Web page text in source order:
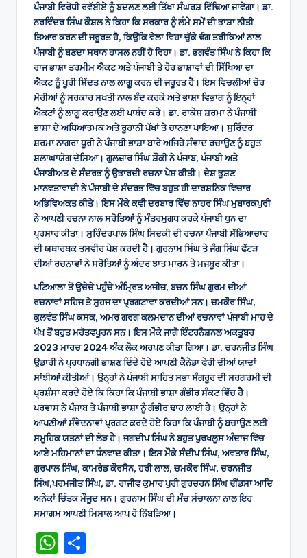
ਪੰਜਾਬੀ ਵਿਰੋਧੀ ਰਵੱਈਏ ਨੂੰ ਬਦਲਣ ਲਈ ਤਿੱਖਾ ਸੰਘਰਸ਼ ਵਿੱਢਿਆ ਜਾਵੇਗਾ। ਡਾ.
ਨਰਵਿੰਦਰ ਸਿੰਘ ਕੌਸ਼ਲ ਨੇ ਕਿਹਾ ਕਿ ਸਰਕਾਰ ਨੂੰ ਲੰਮੇ ਸਮੇਂ ਦੀ ਭਾਸ਼ਾ ਨੀਤੀ
ਤਿਆਰ ਕਰਨ ਦੀ ਜਰੂਰਤ ਹੈ, ਕਿਉਂਕਿ ਵੇਲਾ ਵਿਹਾ ਚੁੱਕੇ ਢੰਗ ਤਰੀਕਿਆਂ ਨਾਲ
ਪੰਜਾਬੀ ਨੂੰ ਬਣਦਾ ਸਥਾਨ ਹਾਸਲ ਨਹੀਂ ਹੋ ਰਿਹਾ। ਡਾ. ਭਗਵੰਤ ਸਿੰਘ ਨੇ ਕਿਹਾ ਕਿ
ਰਾਜ ਭਾਸ਼ਾ ਤਰਮੀਮ ਐਕਟ ਅਤੇ ਪੰਜਾਬੀ ਤੇ ਹੋਰ ਭਾਸ਼ਾਵਾਂ ਦੀ ਸਿੱਖਿਆ ਦਾ
ਐਕਟ ਨੂੰ ਪੂਰੀ ਸ਼ਿੱਦਤ ਨਾਲ ਲਾਗੂ ਕਰਨ ਦੀ ਜਰੂਰਤ ਹੈ। ਇਸ ਵਿਚਲੀਆਂ ਚੋਰ
ਮੋਰੀਆਂ ਨੂੰ ਸਰਕਾਰ ਸਖਤੀ ਨਾਲ ਬੰਦ ਕਰਕੇ ਅਤੇ ਭਾਸ਼ਾ ਵਿਭਾਗ ਨੂੰ ਇਨ੍ਹਾਂ
ਐਕਟਾਂ ਨੂੰ ਲਾਗੂ ਕਰਾਉਣ ਲਈ ਪਾਬੰਦ ਕਰੇ। ਡਾ. ਰਾਕੇਸ਼ ਸ਼ਰਮਾ ਨੇ ਪੰਜਾਬੀ
ਭਾਸ਼ਾ ਦੇ ਅਧਿਆਤਮਕ ਅਤੇ ਰੂਹਾਨੀ ਪੱਖਾਂ ਤੇ ਚਾਨਣਾ ਪਾਇਆ। ਸੁਰਿੰਦਰ
ਸ਼ਰਮਾ ਨਾਗਰਾ ਧੂਰੀ ਨੇ ਪੰਜਾਬੀ ਭਾਸ਼ਾ ਬਾਰੇ ਅਜਿਹੇ ਸੰਵਾਦ ਰਚਾਉਣ ਨੂੰ ਬਹੁਤ
ਸ਼ਲਾਘਾਯੋਗ ਦੱਸਿਆ। ਗੁਲਜ਼ਾਰ ਸਿੰਘ ਸ਼ੌਂਕੀ ਨੇ ਪੰਜਾਬ, ਪੰਜਾਬੀ ਅਤੇ
ਪੰਜਾਬੀਅਤ ਦੇ ਸੰਦਰਭ ਨੂੰ ਉਭਾਰਦੀ ਰਚਨਾ ਪੇਸ਼ ਕੀਤੀ। ਦੇਸ਼ ਭੂਸ਼ਣ
ਮਾਨਵਤਾਵਾਦੀ ਨੇ ਪੰਜਾਬੀ ਦੇ ਸੰਦਰਭ ਵਿੱਚ ਬਹੁਤ ਹੀ ਦਾਰਸ਼ਨਿਕ ਵਿਚਾਰ
ਅਭਿਵਿਅਕਤ ਕੀਤੇ। ਇਸ ਮੌਕੇ ਕਵੀ ਦਰਬਾਰ ਵਿੱਚ ਨਾਹਰ ਸਿੰਘ ਮੁਬਾਰਕਪੁਰੀ
ਨੇ ਆਪਣੀ ਰਚਨਾ ਨਾਲ ਸਰੋਤਿਆਂ ਨੂੰ ਮੰਤਰਮੁਗਧ ਕਰਕੇ ਪੰਜਾਬੀ ਧੁਨ ਦਾ
ਪ੍ਰਸਾਰ ਕੀਤਾ। ਸੁਰਿੰਦਰਪਾਲ ਸਿੰਘ ਸਿਦਕੀ ਦੀ ਰਚਨਾ ਪੰਜਾਬੀ ਸੱਭਿਆਚਾਰ
ਦੀ ਯਥਾਰਥਕ ਤਸਵੀਰ ਪੇਸ਼ ਕਰਦੀ ਹੈ। ਗੁਰਨਾਮ ਸਿੰਘ ਤੇ ਜੰਗ ਸਿੰਘ ਫੱਟੜ
ਦੀਆਂ ਰਚਨਾਵਾਂ ਨੇ ਸਰੋਤਿਆਂ ਨੂੰ ਅੰਦਰ ਝਾਤ ਮਾਰਨ ਤੇ ਮਜਬੂਰ ਕੀਤਾ।
ਪਟਿਆਲਾ ਤੋਂ ਉਚੇਚੇ ਪਹੁੰਚੇ ਅੰਮ੍ਰਿਤ ਅਜੀਜ਼, ਬਚਨ ਸਿੰਘ ਗੁਰਮ ਦੀਆਂ
ਰਚਨਾਵਾਂ ਸਹਿਜ ਤੇ ਸੁਹਜ ਦਾ ਪ੍ਰਗਟਾਵਾ ਕਰਦੀਆਂ ਸਨ। ਚਮਕੌਰ ਸਿੰਘ,
ਕੁਲਵੰਤ ਸਿੰਘ ਕਸਕ, ਅਮਰ ਗਰਗ ਕਲਮਦਾਨ ਦੀਆਂ ਰਚਨਾਵਾਂ ਪੰਜਾਬੀ ਮਾਹ ਦੇ
ਪੱਖ ਤੋਂ ਬਹੁਤ ਮਹੱਤਵਪੂਰਨ ਸਨ। ਇਸ ਮੌਕੇ ਜਾਗੋ ਇੰਟਰਨੈਸ਼ਨਲ ਅਕਤੂਬਰ
2023 ਮਾਰਚ 2024 ਅੰਕ ਲੋਕ ਅਰਪਣ ਕੀਤਾ ਗਿਆ। ਡਾ. ਚਰਨਜੀਤ ਸਿੰਘ
ਉਡਾਰੀ ਨੇ ਪ੍ਰਧਾਨਗੀ ਭਾਸ਼ਣ ਦਿੰਦੇ ਹੋਏ ਆਪਣੀ ਕੈਨੇਡਾ ਫੇਰੀ ਦੀਆਂ ਯਾਦਾਂ
ਸਾਂਝੀਆਂ ਕੀਤੀਆਂ। ਉਨ੍ਹਾਂ ਨੇ ਪੰਜਾਬੀ ਸਾਹਿਤ ਸਭਾ ਸੰਗਰੂਰ ਦੀ ਸਰਗਰਮੀ ਦੀ
ਪ੍ਰਸ਼ੰਸਾ ਕਰਦੇ ਹੋਏ ਕਿ ਕਿਹਾ ਕਿ ਪੰਜਾਬੀ ਭਾਸ਼ਾ ਗੰਭੀਰ ਸੰਕਟ ਵਿੱਚ ਹੈ।
ਪਰਵਾਸ ਨੇ ਪੰਜਾਬ ਤੇ ਪੰਜਾਬੀ ਭਾਸ਼ਾ ਨੂੰ ਗੰਭੀਰ ਢਾਹ ਲਾਈ ਹੈ। ਉਨ੍ਹਾਂ ਨੇ
ਆਪਣੀਆਂ ਸੰਵੇਦਨਾਵਾਂ ਪ੍ਰਗਟ ਕਰਦੇ ਹੋਏ ਕਿਹਾ ਕਿ ਪੰਜਾਬੀ ਨੂੰ ਬਚਾਉਣ ਲਈ
ਸਮੂਹਿਕ ਯਤਨਾਂ ਦੀ ਲੋੜ ਹੈ। ਜਗਦੀਪ ਸਿੰਘ ਨੇ ਬਹੁਤ ਪੁਰਖਲੂਸ ਅੰਦਾਜ ਵਿੱਚ
ਆਏ ਮਹਿਮਾਨਾਂ ਦਾ ਧੰਨਵਾਦ ਕੀਤਾ। ਇਸ ਮੌਕੇ ਸੰਦੀਪ ਸਿੰਘ, ਅਵਤਾਰ ਸਿੰਘ,
ਗੁਰਪਾਲ ਸਿੰਘ, ਕਾਮਰੇਡ ਕੌਰਸੈਨ, ਹਰੀ ਲਾਲ, ਚਮਕੌਰ ਸਿੰਘ, ਚਰਨਜੀਤ
ਸਿੰਘ,ਪਰਮਜੀਤ ਸਿੰਘ, ਡਾ. ਰਾਜੀਵ ਕੁਮਾਰ ਪੁਰੀ ਗੁਰਚਰਨ ਸਿੰਘ ਢੀਂਡਸਾ ਆਦਿ
ਅਨੇਕਾਂ ਚਿੰਤਕ ਮੌਜੂਦ ਸਨ। ਗੁਰਨਾਮ ਸਿੰਘ ਦੀ ਮੰਚ ਸੰਚਾਲਨਾ ਨਾਲ ਇਹ
ਸਮਾਗਮ ਆਪਣੀ ਮਿਸਾਲ ਆਪ ਹੋ ਨਿੱਬੜਿਆ।
W